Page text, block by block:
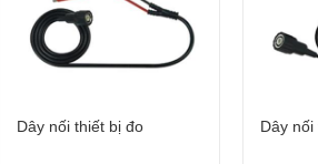
Giỏ hàng
Dây nối thiết bị đo Dây